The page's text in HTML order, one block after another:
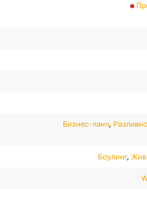
Бизнес-ланч,
Боулинг,